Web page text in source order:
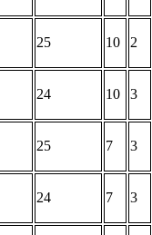
25 10 2
24 10 3
25 7 3
24 7 3